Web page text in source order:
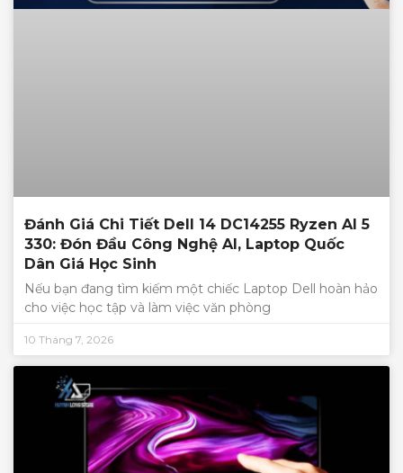
Đánh Giá Chi Tiết Dell 14 DC14255 Ryzen AI 5
330: Đón Đầu Công Nghệ AI, Laptop Quốc
Dân Giá Học Sinh
Nếu bạn đang tìm kiếm một chiếc Laptop Dell hoàn hảo
cho việc học tập và làm việc văn phòng
10 Tháng 7, 2026